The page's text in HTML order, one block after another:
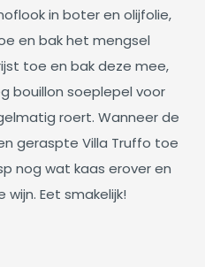
in boter en olijfolie,
en bak het mengsel
toe en bak deze mee,
bouillon soeplepel voor
roert. Wanneer de
geraspte Villa Truffo toe
nog wat kaas erover en
Eet smakelijk!